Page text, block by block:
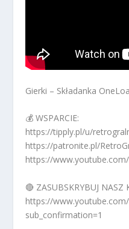
Gierki – Składanka
💰 WSPARCIE:
https://tipply.pl/u/
https://patronite.pl/
https://
🔴 ZASUBSKRYBUJ NASZ
https://
sub_confirmation=1